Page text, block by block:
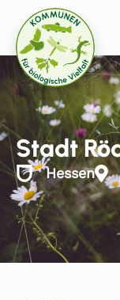
Stadt
Hessen